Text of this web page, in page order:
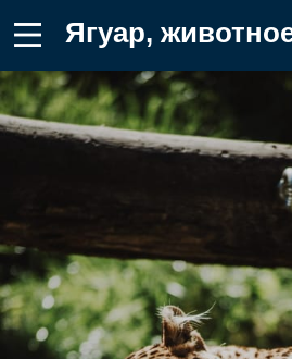
Ягуар, животное, сон Фон для